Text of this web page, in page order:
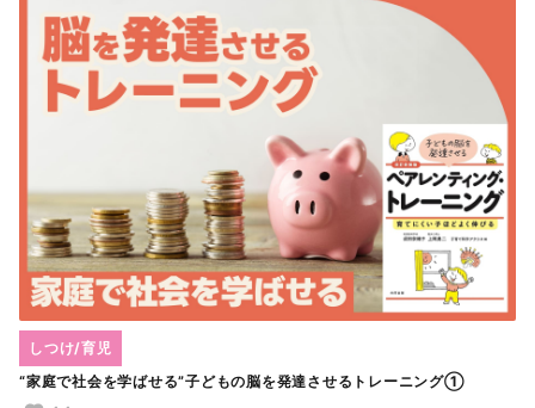
“家庭で社会を学ばせる”子どもの脳を発達させるトレーニング①
しつけ/育児